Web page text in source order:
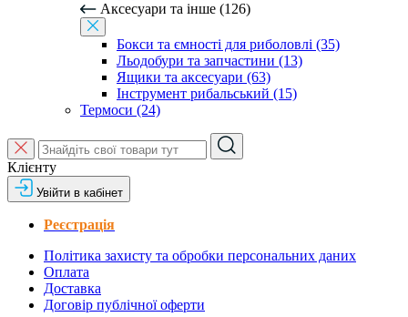
Аксесуари та інше (126)
Бокси та ємності для риболовлі (35)
Льодобури та запчастини (13)
Ящики та аксесуари (63)
Інструмент рибальський (15)
Термоси (24)
Клієнту
Увійти в кабінет
Реєстрація
Політика захисту та обробки персональних даних
Оплата
Доставка
Договір публічної оферти